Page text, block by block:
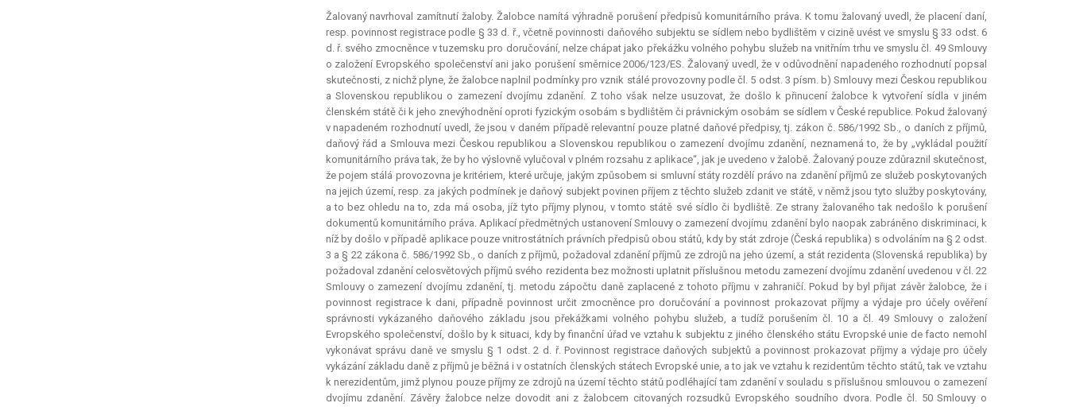
Žalovaný navrhoval zamítnutí žaloby. Žalobce namítá výhradně porušení předpisů komunitárního práva. K tomu žalovaný uvedl, že placení daní,
resp. povinnost registrace podle § 33 d. ř., včetně povinnosti daňového subjektu se sídlem nebo bydlištěm v cizině uvést ve smyslu § 33 odst. 6
d. ř. svého zmocněnce v tuzemsku pro doručování, nelze chápat jako překážku volného pohybu služeb na vnitřním trhu ve smyslu čl. 49 Smlouvy
o založení Evropského společenství ani jako porušení směrnice 2006/123/ES. Žalovaný uvedl, že v odůvodnění napadeného rozhodnutí popsal
skutečnosti, z nichž plyne, že žalobce naplnil podmínky pro vznik stálé provozovny podle čl. 5 odst. 3 písm. b) Smlouvy mezi Českou republikou
a Slovenskou republikou o zamezení dvojímu zdanění. Z toho však nelze usuzovat, že došlo k přinucení žalobce k vytvoření sídla v jiném
členském státě či k jeho znevýhodnění oproti fyzickým osobám s bydlištěm či právnickým osobám se sídlem v České republice. Pokud žalovaný
v napadeném rozhodnutí uvedl, že jsou v daném případěrelevantní pouze platné daňové předpisy, tj. zákon č. 586/1992 Sb., o daních z příjmů,
daňový řád a Smlouva mezi Českou republikou a Slovenskou republikou o zamezení dvojímu zdanění, neznamená to, že by „vykládal použití
komunitárního práva tak, že by ho výslovně vylučoval v plném rozsahu z aplikace“, jak je uvedeno v žalobě. Žalovaný pouze zdůraznil skutečnost,
že pojem stálá provozovna je kritériem, které určuje, jakým způsobem si smluvní státy rozdělí právo na zdanění příjmů ze služeb poskytovaných
na jejich území, resp. za jakých podmínek je daňový subjekt povinen příjem z těchto služeb zdanit ve státě, v němž jsou tyto služby poskytovány,
a to bez ohledu na to, zda má osoba, jíž tyto příjmy plynou, v tomto státě své sídlo či bydliště. Ze strany žalovaného tak nedošlo k porušení
dokumentů komunitárního práva. Aplikací předmětných ustanovení Smlouvy o zamezení dvojímu zdanění bylo naopak zabráněno diskriminaci, k
níž by došlo v případě aplikace pouze vnitrostátních právních předpisů obou států, kdy by stát zdroje (Česká republika) s odvoláním na § 2 odst.
3 a § 22 zákona č. 586/1992 Sb., o daních z příjmů, požadoval zdanění příjmů ze zdrojů na jeho území, a stát rezidenta (Slovenská republika) by
požadoval zdanění celosvětových příjmů svého rezidenta bez možnosti uplatnit příslušnou metodu zamezení dvojímu zdanění uvedenou v čl. 22
Smlouvy o zamezení dvojímu zdanění, tj. metodu zápočtu daně zaplacené z tohoto příjmu v zahraničí. Pokud by byl přijat závěr žalobce, že i
povinnost registrace k dani, případně povinnost určit zmocněnce pro doručování a povinnost prokazovat příjmy a výdaje pro účely ověření
správnosti vykázaného daňového základu jsou překážkami volného pohybu služeb, a tudíž porušením čl. 10 a čl. 49 Smlouvy o založení
Evropského společenství, došlo by k situaci, kdy by finanční úřad ve vztahu k subjektu z jiného členského státu Evropské unie de facto nemohl
vykonávat správu daně ve smyslu § 1 odst. 2 d. ř. Povinnost registrace daňových subjektů a povinnost prokazovat příjmy a výdaje pro účely
vykázání základu daně z příjmů je běžná i v ostatních členských státech Evropské unie, a to jak ve vztahu k rezidentům těchto států, tak ve vztahu
k nerezidentům, jimž plynou pouze příjmy ze zdrojů na území těchto států podléhající tam zdanění v souladu s příslušnou smlouvou o zamezení
dvojímu zdanění. Závěry žalobce nelze dovodit ani z žalobcem citovaných rozsudků Evropského soudního dvora. Podle čl. 50 Smlouvy o